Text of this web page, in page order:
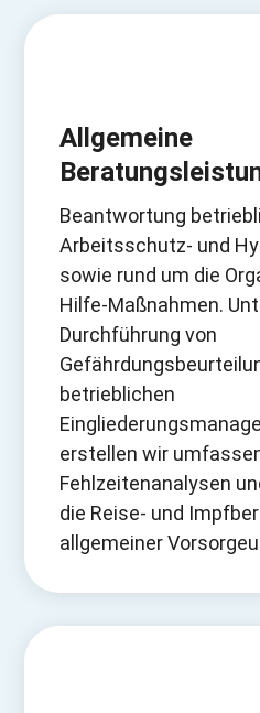
Allgemeine
Beantwortung
Arbeitsschutz- und
sowie rund um die
Hilfe-Maßnahmen.
Durchführung von
betrieblichen
erstellen wir
Fehlzeitenanalysen
die Reise- und
allgemeiner